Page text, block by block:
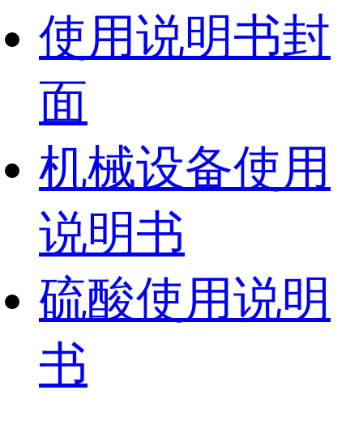
使用说明书封
面
机械设备使用
说明书
硫酸使用说明
书